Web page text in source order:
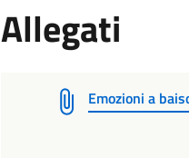
Allegati
Emozioni a